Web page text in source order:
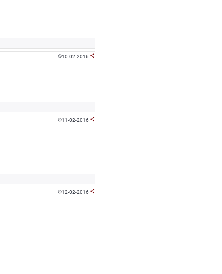
10-02-2016 
11-02-2016 
12-02-2016 